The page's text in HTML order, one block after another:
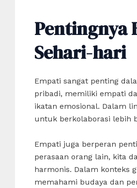
Pentingnya
Sehari-hari
Empati sangat penting
pribadi, memiliki empati
ikatan emosional. Dalam
untuk berkolaborasi lebih
Empati juga berperan
perasaan orang lain, kita
harmonis. Dalam konteks
memahami budaya dan